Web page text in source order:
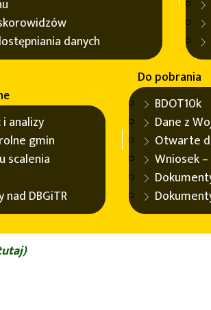
danych
analizy
gmin
scalenia
DBGiTR
Do pobrania
BDOT10k
Dane z
Otwarte
Wniosek
parki narodowe, parki krajobrazowe,
środowiska przyrodniczego,